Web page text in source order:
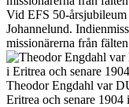
Vid EFS 50-årsjubileum
Johannelund.
missionärerna från
Theodor Engdahl var
Eritrea och senare